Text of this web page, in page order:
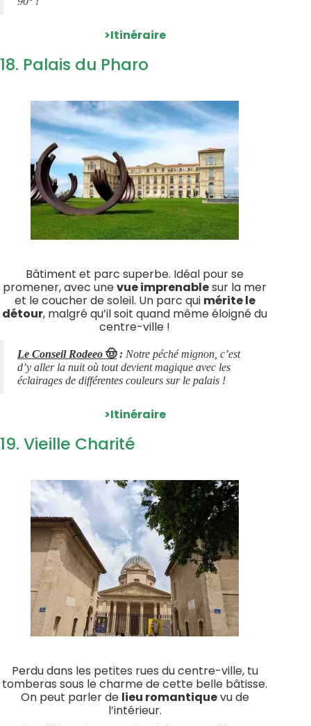
>Itinéraire
18. Palais du Pharo
Bâtiment et parc superbe. Idéal pour se
promener, avec unevue imprenablesur la mer
et le coucher de soleil. Un parc qui mérite le
détour, malgré qu’il soit quand même éloigné du
centre-ville !
Le Conseil Rodeeo 🤠: Notre péché mignon, c’est
d’y aller la nuit où tout devient magique avec les
éclairages de différentes couleurs sur le palais !
>Itinéraire
19. Vieille Charité
Perdu dans les petites rues du centre-ville, tu
tomberas sous le charme de cette belle bâtisse.
On peut parler de lieu romantiquevu de
l’intérieur.